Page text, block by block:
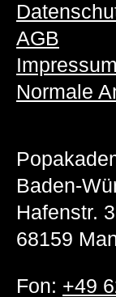
AGB
Impressum
Normale
Baden-
Hafenstr.
68159
Fon: +49